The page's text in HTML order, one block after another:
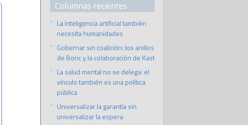
Columnas recientes
La inteligencia artificial también
necesita humanidades
Gobernar sin coalición: los anillos
de Boric y la colaboración de Kast
La salud mental no se delega: el
vínculo también es una política
pública
Universalizar la garantía sin
universalizar la espera